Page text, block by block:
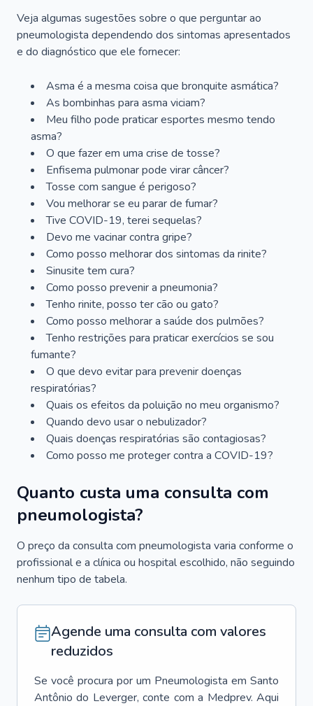
Veja algumas sugestões sobre o que perguntar ao
pneumologista dependendo dos sintomas apresentados
e do diagnóstico que ele fornecer:
Asma é a mesma coisa que bronquite asmática?
As bombinhas para asma viciam?
Meu filho pode praticar esportes mesmo tendo
asma?
O que fazer em uma crise de tosse?
Enfisema pulmonar pode virar câncer?
Tosse com sangue é perigoso?
Vou melhorar se eu parar de fumar?
Tive COVID-19, terei sequelas?
Devo me vacinar contra gripe?
Como posso melhorar dos sintomas da rinite?
Sinusite tem cura?
Como posso prevenir a pneumonia?
Tenho rinite, posso ter cão ou gato?
Como posso melhorar a saúde dos pulmões?
Tenho restrições para praticar exercícios se sou
fumante?
O que devo evitar para prevenir doenças
respiratórias?
Quais os efeitos da poluição no meu organismo?
Quando devo usar o nebulizador?
Quais doenças respiratórias são contagiosas?
Como posso me proteger contra a COVID-19?
Quanto custa uma consulta com
pneumologista?
O preço da consulta com pneumologista varia conforme o
profissional e a clínica ou hospital escolhido, não seguindo
nenhum tipo de tabela.
Agende uma consulta com valores
reduzidos
Se você procura por um Pneumologista em Santo
Antônio do Leverger, conte com a Medprev. Aqui